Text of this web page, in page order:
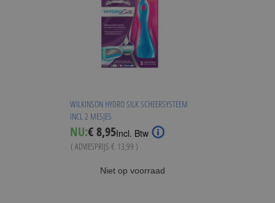
WILKINSON HYDRO SILK SCHEERSYSTEEM
INCL 2 MESJES
NU:Special
Price
€ 8,95Incl. Btw
( ADVIESPRIJS € 13,99 )
Niet op voorraad